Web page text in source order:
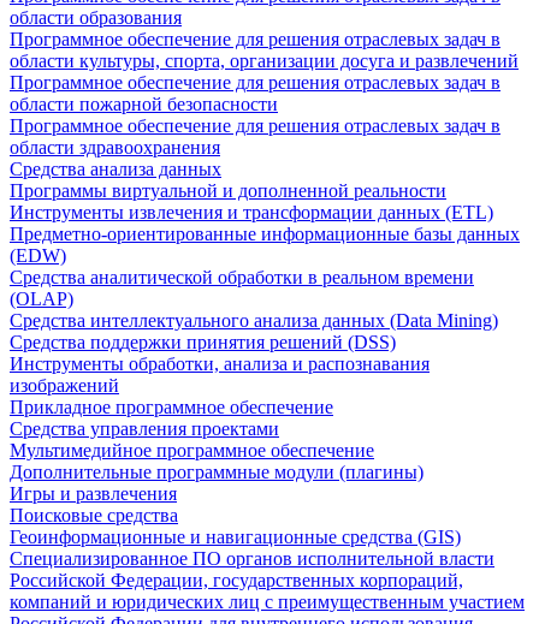
области образования
Программное обеспечение для решения отраслевых задач в
области культуры, спорта, организации досуга и развлечений
Программное обеспечение для решения отраслевых задач в
области пожарной безопасности
Программное обеспечение для решения отраслевых задач в
области здравоохранения
Средства анализа данных
Программы виртуальной и дополненной реальности
Инструменты извлечения и трансформации данных (ETL)
Предметно-ориентированные информационные базы данных
(EDW)
Средства аналитической обработки в реальном времени
(OLAP)
Средства интеллектуального анализа данных (Data Mining)
Средства поддержки принятия решений (DSS)
Инструменты обработки, анализа и распознавания
изображений
Прикладное программное обеспечение
Средства управления проектами
Мультимедийное программное обеспечение
Дополнительные программные модули (плагины)
Игры и развлечения
Поисковые средства
Геоинформационные и навигационные средства (GIS)
Специализированное ПО органов исполнительной власти
Российской Федерации, государственных корпораций,
компаний и юридических лиц с преимущественным участием